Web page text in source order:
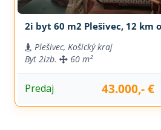
2i byt 60 m2 Plešivec, 12 km
Plešivec, Košický kraj
Byt 2izb. 60 m²
Predaj 43.000,- €